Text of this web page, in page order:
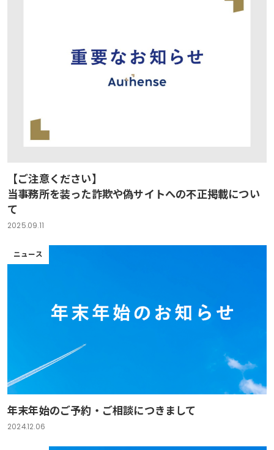
【ご注意ください】
当事務所を装った詐欺や偽サイトへの不正掲載につい
て
2025.09.11
ニュース
年末年始のご予約・ご相談につきまして
2024.12.06